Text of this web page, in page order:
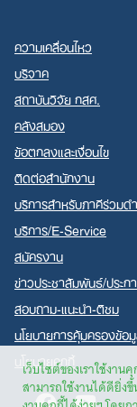
เว็บไซต์ของเราใช้งา
สามารถใช้งานได้ดียิ่ง
ความเคลื่อนไหว
บริจาค
สถาบันวิจัย กสศ.
คลังสมอง
ข้อตกลงและเงื่อนไข
ติดต่อสำนักงาน
บริการสำหรับภาคีร่วมด
บริการ/E-Service
สมัครงาน
ข่าวประชาสัมพันธ์/ประก
สอบถาม-แนะนำ-ติชม
นโยบายการคุ้มครองข้
นโยบายคุกกี้